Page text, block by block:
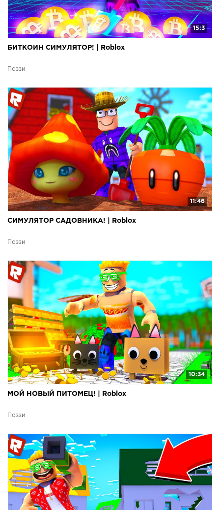
15:3
БИТКОИН СИМУЛЯТОР! | Roblox
Поззи
11:46
СИМУЛЯТОР САДОВНИКА! | Roblox
Поззи
10:34
МОЙ НОВЫЙ ПИТОМЕЦ! | Roblox
Поззи